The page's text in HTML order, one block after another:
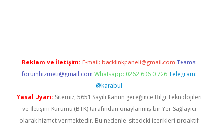
Reklam ve İletişim: E-mail: backlinkpaneli@gmail.com Teams:
forumhizmeti@gmail.com Whatsapp: 0262 606 0 726 Telegram:
@karabul
Yasal Uyarı: Sitemiz, 5651 Sayılı Kanun gereğince Bilgi Teknolojileri
ve İletişim Kurumu (BTK) tarafından onaylanmış bir Yer Sağlayıcı
olarak hizmet vermektedir. Bu nedenle, sitedeki içerikleri proaktif